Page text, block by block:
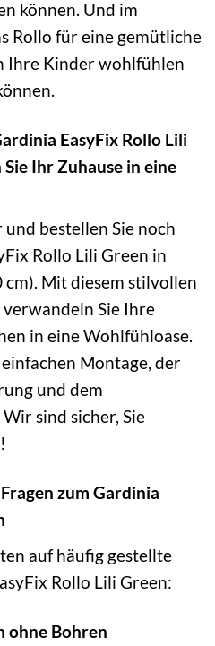
können. Und im
Rollo für eine gemütliche
Ihre Kinder wohlfühlen
EasyFix Rollo Lili
Ihr Zuhause in eine
bestellen Sie noch
Rollo Lili Green in
Mit diesem stilvollen
Sie Ihre
in eine Wohlfühloase.
Montage, der
und dem
sind sicher, Sie
zum Gardinia
auf häufig gestellte
Rollo Lili Green:
ohne Bohren